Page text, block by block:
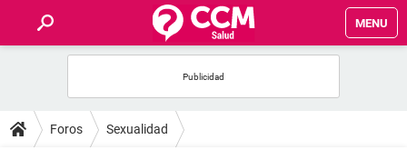
MENU
FOROS
Foros Sexualidad